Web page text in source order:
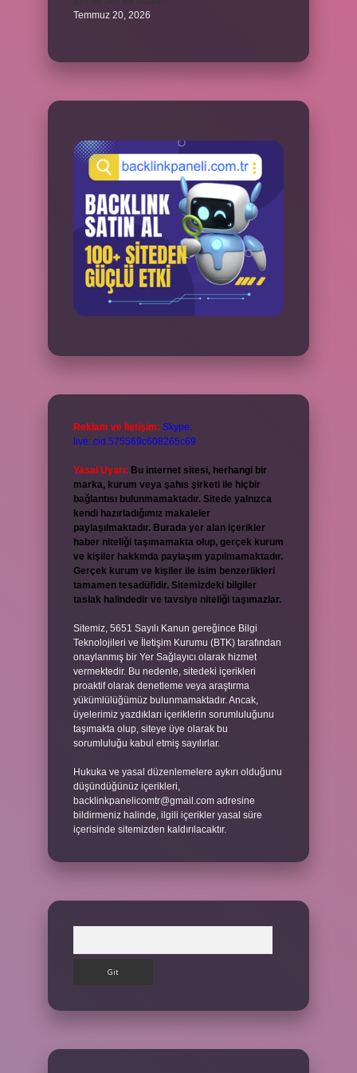
Temmuz 20, 2026
Reklam ve İletişim: Skype:
live:.cid.575569c608265c69
Yasal Uyarı: Bu internet sitesi, herhangi bir
marka, kurum veya şahıs şirketi ile hiçbir
bağlantısı bulunmamaktadır. Sitede yalnızca
kendi hazırladığımız makaleler
paylaşılmaktadır. Burada yer alan içerikler
haber niteliği taşımamakta olup, gerçek kurum
ve kişiler hakkında paylaşım yapılmamaktadır.
Gerçek kurum ve kişiler ile isim benzerlikleri
tamamen tesadüfidir. Sitemizdeki bilgiler
taslak halindedir ve tavsiye niteliği taşımazlar.
Sitemiz, 5651 Sayılı Kanun gereğince Bilgi
Teknolojileri ve İletişim Kurumu (BTK) tarafından
onaylanmış bir Yer Sağlayıcı olarak hizmet
vermektedir. Bu nedenle, sitedeki içerikleri
proaktif olarak denetleme veya araştırma
yükümlülüğümüz bulunmamaktadır. Ancak,
üyelerimiz yazdıkları içeriklerin sorumluluğunu
taşımakta olup, siteye üye olarak bu
sorumluluğu kabul etmiş sayılırlar.
Hukuka ve yasal düzenlemelere aykırı olduğunu
düşündüğünüz içerikleri,
backlinkpanelicomtr@gmail.com adresine
bildirmeniz halinde, ilgili içerikler yasal süre
içerisinde sitemizden kaldırılacaktır.